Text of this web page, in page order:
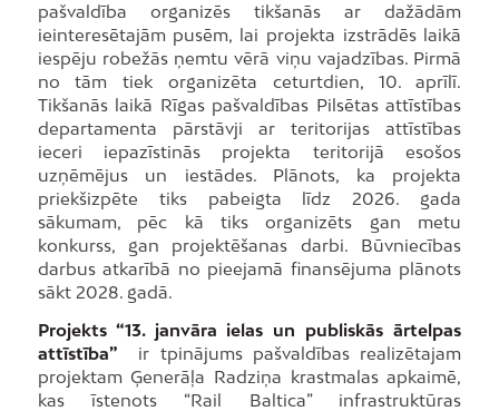
pašvaldība organizēs tikšanās ar dažādām
ieinteresētajām pusēm, lai projekta izstrādēs laikā
iespēju robežās ņemtu vērā viņu vajadzības. Pirmā
no tām tiek organizēta ceturtdien, 10. aprīlī.
Tikšanās laikā Rīgas pašvaldības Pilsētas attīstības
departamenta pārstāvji ar teritorijas attīstības
ieceri iepazīstinās projekta teritorijā esošos
uzņēmējus un iestādes. Plānots, ka projekta
priekšizpēte tiks pabeigta līdz 2026. gada
sākumam, pēc kā tiks organizēts gan metu
konkurss, gan projektēšanas darbi. Būvniecības
darbus atkarībā no pieejamā finansējuma plānots
sākt 2028. gadā.
Projekts “13. janvāra ielas un publiskās ārtelpas
attīstība” ir tpinājums pašvaldības realizētajam
projektam Ģenerāļa Radziņa krastmalas apkaimē,
kas īstenots “Rail Baltica” infrastruktūras